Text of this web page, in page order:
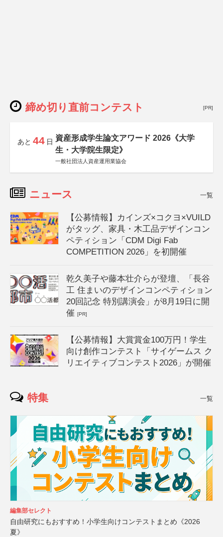
締め切り直前コンテスト [PR]
あと 44 日 資産形成学生論文アワード 2026《大学
生・大学院生限定》
一般社団法人資産運用業協会
ニュース 一覧
【公募情報】カインズ×コクヨ×VUILD
がタッグ、家具・木工品デザインコン
ペティション「CDM Digi Fab
COMPETITION 2026」を初開催
乾久美子や藤本壮介らが登壇、「長谷
工 住まいのデザインコンペティション
20回記念 特別講演会」が8月19日に開
催[PR]
【公募情報】大賞賞金100万円！学生
向け創作コンテスト「サイゲームス ク
リエイティブコンテスト2026」が開催
特集 一覧
編集部セレクト
自由研究にもおすすめ！小学生向けコンテストまとめ《2026
夏》